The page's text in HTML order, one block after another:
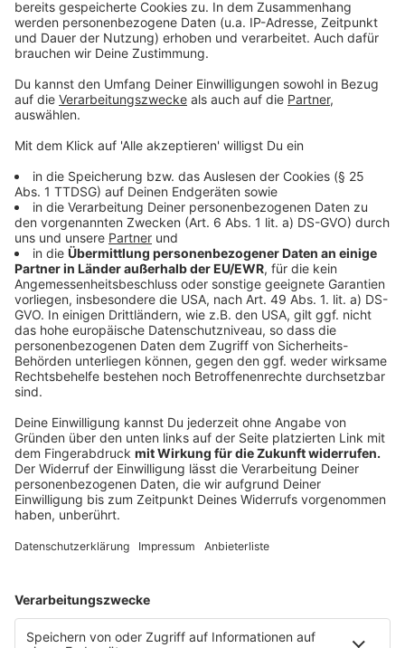
verschärft. Darauf verständigen sich Bund und
Länder.
27. November:Die Zahl der nachgewiesenen
Infektionen in Deutschland hat nach RKI-Daten
die Millionenmarke überschritten.
Dezember 2020 bis 27. Januar 2021
Anzeige
2. Dezember:Als erstes Land der Welt erteilt
Großbritannien dem Impfstoff von Biontech und
Pfizer eine Notfallzulassung und startet seine
Impfkampagne wenige Tage später.
16. Dezember: Der seit November geltende Teil-
mit wenigen Ausnahmen schließen.
18. Dezember: Die Zahl der binnen eines Tages
gemeldeten Infektionen in Deutschland ist
erstmals auf mehr als 30 000 gestiegen.
21. Dezember:Zum Schutz vor einer
Passagierflugzeuge aus Großbritannien mehr
Biontech erhält von Brüssel die bedingte
Marktzulassung. Somit können die Impfungen in
der EU beginnen. Am 6. Januar wird auch der von